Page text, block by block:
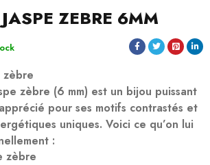
ZEBRE 6MM
zèbre
zèbre (6 mm) est un bijou puissant
pour ses motifs contrastés et
uniques. Voici ce qu’on lui
:
zèbre